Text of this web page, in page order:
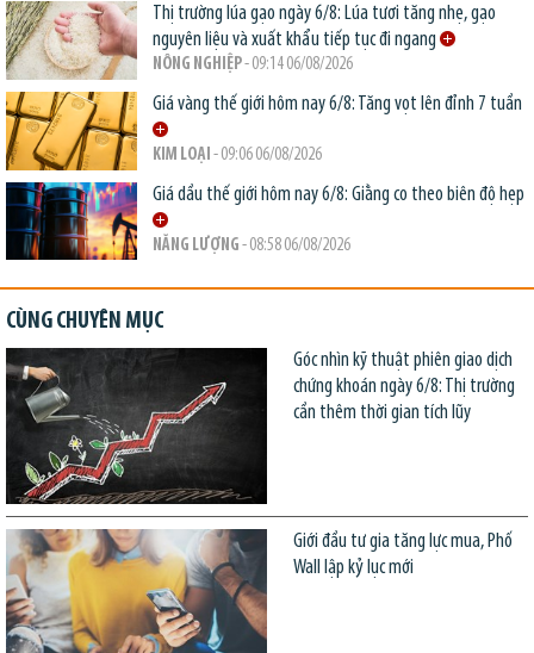
Thị trường lúa gạo ngày 6/8: Lúa tươi tăng nhẹ, gạo
nguyên liệu và xuất khẩu tiếp tục đi ngang
NÔNG NGHIỆP- 09:14 06/08/2026
Giá vàng thế giới hôm nay 6/8: Tăng vọt lên đỉnh 7 tuần
KIM LOẠI - 09:06 06/08/2026
Giá dầu thế giới hôm nay 6/8: Giằng co theo biên độ hẹp
NĂNG LƯỢNG - 08:58 06/08/2026
CÙNG CHUYÊN MỤC
Góc nhìn kỹ thuật phiên giao dịch
chứng khoán ngày 6/8: Thị trường
cần thêm thời gian tích lũy
Giới đầu tư gia tăng lực mua, Phố
Wall lập kỷ lục mới